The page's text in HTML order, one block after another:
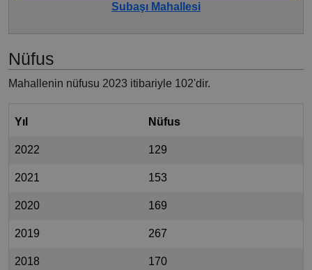
Subaşı Mahallesi
Nüfus
Mahallenin nüfusu 2023 itibariyle 102'dir.
Yıl Nüfus
2022 129
2021 153
2020 169
2019 267
2018 170